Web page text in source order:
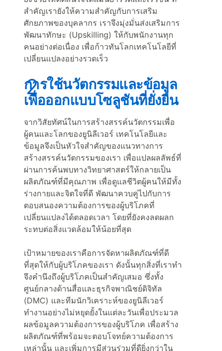
สำคัญเรายังให้ความสำคัญกับการเสริม
ศักยภาพของบุคลากร เราจึงมุ่งมั่นส่งเสริมการ
พัฒนาทักษะ (Upskilling) ให้กับพนักงานทุก
คนอย่างต่อเนื่อง เพื่อก้าวทันโลกเทคโนโลยีที่
เปลี่ยนแปลงอย่างรวดเร็ว
การใช้นวัตกรรมและข้อมูล
เพื่อออกแบบโซลูชันที่ยั่งยืน
จากวิสัยทัศน์ในการสร้างสรรค์นวัตกรรมเพื่อ
ผู้คนและโลกของยูนิลีเวอร์ เทคโนโลยีและ
ข้อมูลจึงเป็นหัวใจสำคัญของแนวทางการ
สร้างสรรค์นวัตกรรมของเรา เพื่อแปลผลลัพธ์ที่
ผ่านการค้นพบทางวิทยาศาสตร์ให้กลายเป็น
ผลิตภัณฑ์ที่มีคุณภาพ เพื่อดูแลชีวิตผู้คนให้มีทั้ง
ร่างกายและจิตใจที่ดี พัฒนาควบคู่ไปกับการ
ตอบสนองความต้องการของผู้บริโภคที่
เปลี่ยนแปลงได้ตลอดเวลา โดยที่ยังคงลดผลก
ระทบต่อสิ่งแวดล้อมให้น้อยที่สุด
เป้าหมายของเราคือการจัดหาผลิตภัณฑ์ที่ดี
ที่สุดให้กับผู้บริโภคของเรา ดังนั้นทุกสิ่งที่เราทำ
จึงคำนึงถึงผู้บริโภคเป็นสำคัญเสมอ ซึ่งทั้ง
ศูนย์กลางด้านสื่อและธุรกิจพาณิชย์ดิจิทัล
(DMC) และทีมนักวิเคราะห์ของยูนิลีเวอร์
ทำงานอย่างไม่หยุดยั้งในแต่ละวันเพื่อประมวล
ผลข้อมูลความต้องการของผู้บริโภค เพื่อสร้าง
ผลิตภัณฑ์ที่พร้อมจะตอบโจทย์ความต้องการ
เหล่านั้น และเพิ่มการมีส่วนร่วมที่ดียิ่งกว่าใน